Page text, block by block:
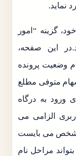
نماید.
گزینه “امور
این صفحه،
وضعیت پرونده
متوفی مطلع
ورود به درگاه
الزامی می
شخص می بایست
مراحل نام